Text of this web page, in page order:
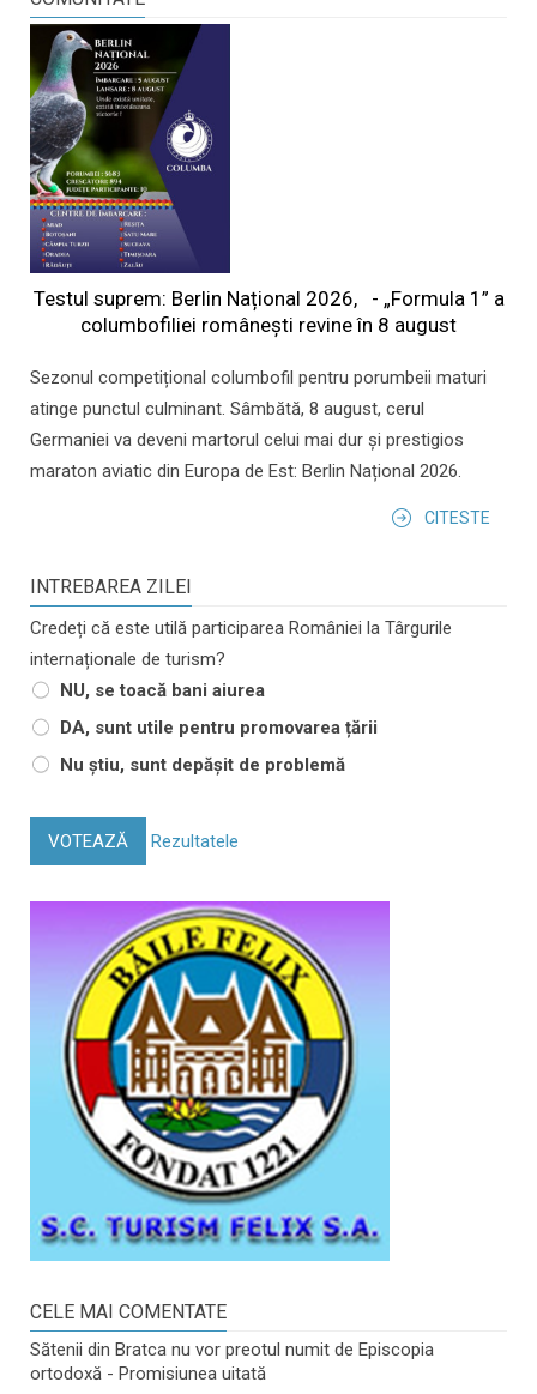
Testul suprem: Berlin Național 2026, - „Formula 1” a
columbofiliei româneşti revine în 8 august
Sezonul competițional columbofil pentru porumbeii maturi
atinge punctul culminant. Sâmbătă, 8 august, cerul
Germaniei va deveni martorul celui mai dur și prestigios
maraton aviatic din Europa de Est: Berlin Național 2026.
CITESTE
INTREBAREA ZILEI
Credeți că este utilă participarea României la Târgurile
internaționale de turism?
NU, se toacă bani aiurea
DA, sunt utile pentru promovarea țării
Nu știu, sunt depășit de problemă
VOTEAZĂ Rezultatele
CELE MAI COMENTATE
Sătenii din Bratca nu vor preotul numit de Episcopia
ortodoxă - Promisiunea uitată